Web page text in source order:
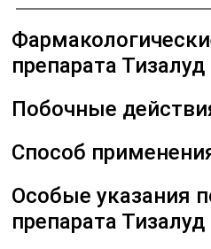
препарата Тизалуд
Побочные
Способ
Особые указания
препарата Тизалуд